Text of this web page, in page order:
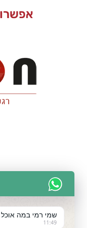
חייגו אלינו 055-
שמי רמי במה אוכל
11:49